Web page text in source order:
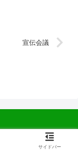
宣伝会議
サイドバー